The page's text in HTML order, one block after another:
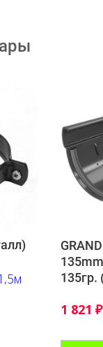
135гр.
1 821 ₽